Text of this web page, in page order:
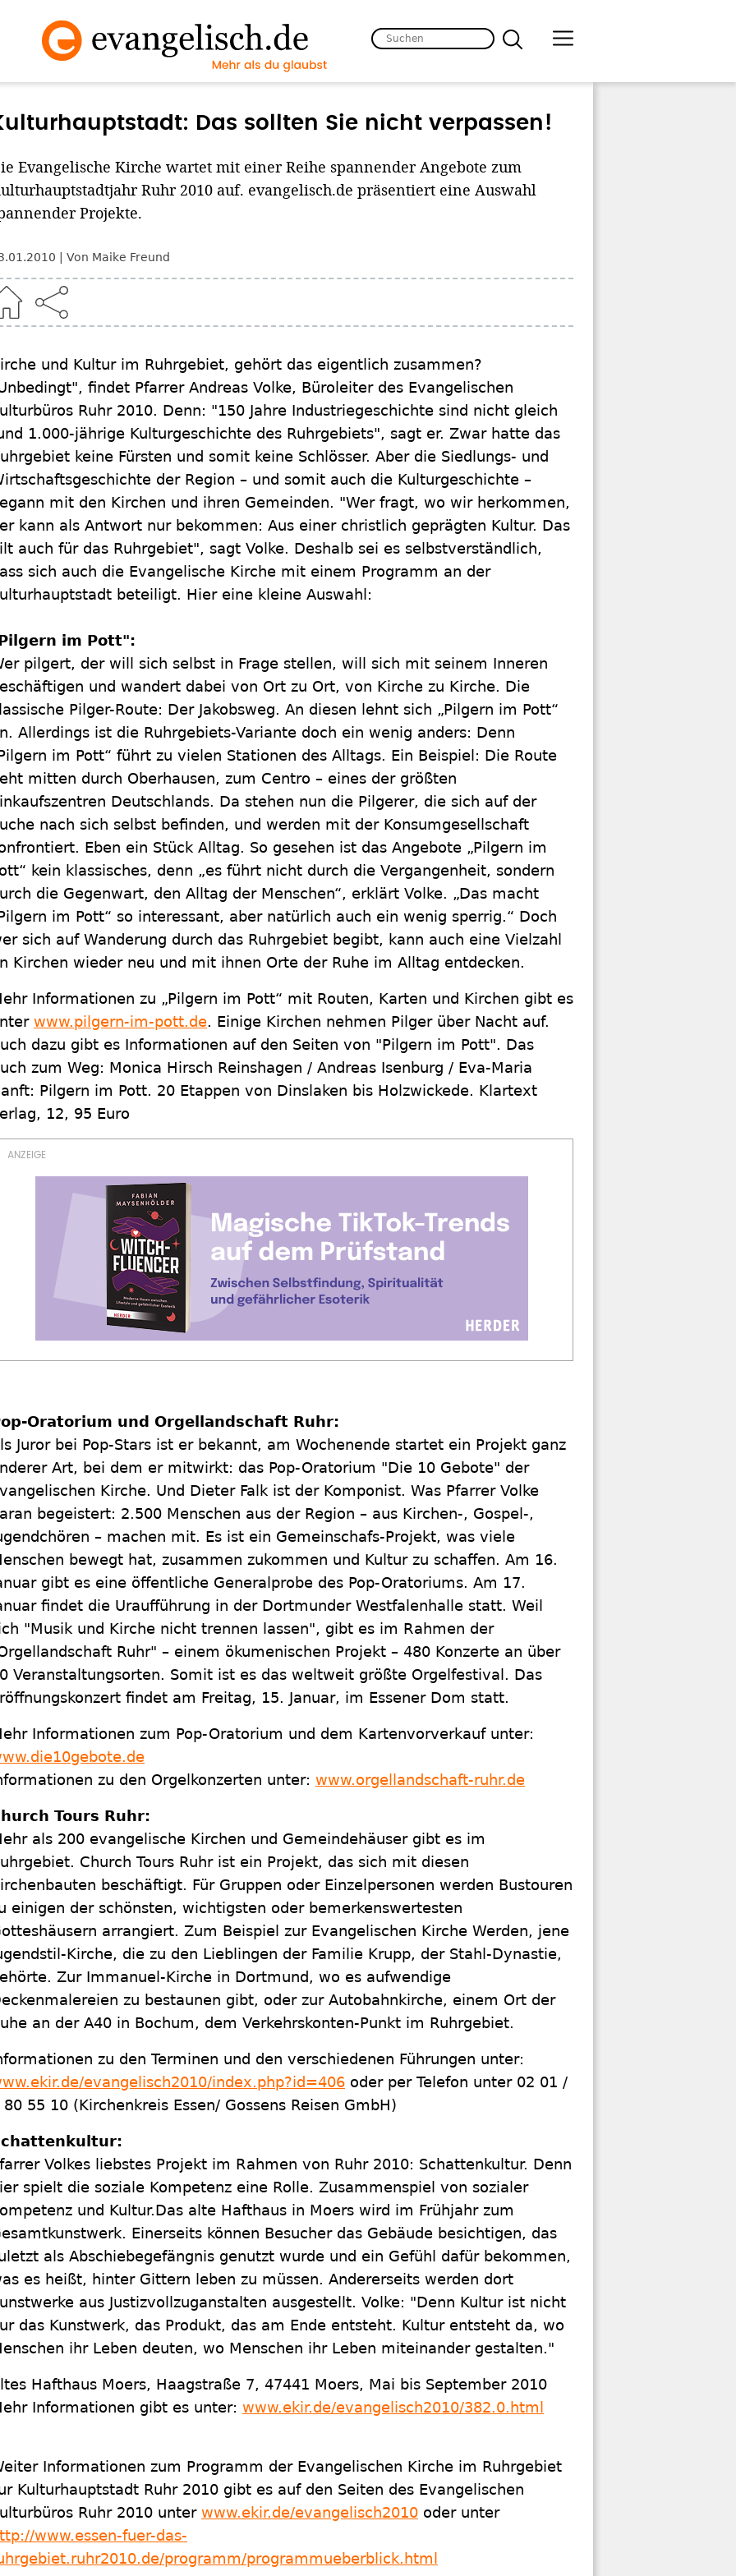
Das sollten Sie nicht verpassen!
Evangelische Kirche wartet mit einer Reihe spannender Angebote zum
Ruhr 2010 auf. evangelisch.de präsentiert eine Auswahl
Projekte.
Von Maike Freund
und Kultur im Ruhrgebiet, gehört das eigentlich zusammen?
findet Pfarrer Andreas Volke, Büroleiter des Evangelischen
Ruhr 2010. Denn: "150 Jahre Industriegeschichte sind nicht gleich
1.000-jährige Kulturgeschichte des Ruhrgebiets", sagt er. Zwar hatte das
keine Fürsten und somit keine Schlösser. Aber die Siedlungs- und
der Region – und somit auch die Kulturgeschichte –
mit den Kirchen und ihren Gemeinden. "Wer fragt, wo wir herkommen,
kann als Antwort nur bekommen: Aus einer christlich geprägten Kultur. Das
auch für das Ruhrgebiet", sagt Volke. Deshalb sei es selbstverständlich,
sich auch die Evangelische Kirche mit einem Programm an der
beteiligt. Hier eine kleine Auswahl:
im Pott":
pilgert, der will sich selbst in Frage stellen, will sich mit seinem Inneren
und wandert dabei von Ort zu Ort, von Kirche zu Kirche. Die
Pilger-Route: Der Jakobsweg. An diesen lehnt sich „Pilgern im Pott“
Allerdings ist die Ruhrgebiets-Variante doch ein wenig anders: Denn
im Pott“ führt zu vielen Stationen des Alltags. Ein Beispiel: Die Route
mitten durch Oberhausen, zum Centro – eines der größten
Deutschlands. Da stehen nun die Pilgerer, die sich auf der
nach sich selbst befinden, und werden mit der Konsumgesellschaft
Eben ein Stück Alltag. So gesehen ist das Angebote „Pilgern im
kein klassisches, denn „es führt nicht durch die Vergangenheit, sondern
die Gegenwart, den Alltag der Menschen“, erklärt Volke. „Das macht
im Pott“ so interessant, aber natürlich auch ein wenig sperrig.“ Doch
sich auf Wanderung durch das Ruhrgebiet begibt, kann auch eine Vielzahl
Kirchen wieder neu und mit ihnen Orte der Ruhe im Alltag entdecken.
Informationen zu „Pilgern im Pott“ mit Routen, Karten und Kirchen gibt es
www.pilgern-im-pott.de. Einige Kirchen nehmen Pilger über Nacht auf.
dazu gibt es Informationen auf den Seiten von "Pilgern im Pott". Das
zum Weg: Monica Hirsch Reinshagen / Andreas Isenburg / Eva-Maria
Pilgern im Pott. 20 Etappen von Dinslaken bis Holzwickede. Klartext
12, 95 Euro
Oratorium und Orgellandschaft Ruhr:
Juror bei Pop-Stars ist er bekannt, am Wochenende startet ein Projekt ganz
Art, bei dem er mitwirkt: das Pop-Oratorium "Die 10 Gebote" der
Kirche. Und Dieter Falk ist der Komponist. Was Pfarrer Volke
begeistert: 2.500 Menschen aus der Region – aus Kirchen-, Gospel-,
– machen mit. Es ist ein Gemeinschafs-Projekt, was viele
bewegt hat, zusammen zukommen und Kultur zu schaffen. Am 16.
gibt es eine öffentliche Generalprobe des Pop-Oratoriums. Am 17.
findet die Uraufführung in der Dortmunder Westfalenhalle statt. Weil
"Musik und Kirche nicht trennen lassen", gibt es im Rahmen der
Ruhr" – einem ökumenischen Projekt – 480 Konzerte an über
Veranstaltungsorten. Somit ist es das weltweit größte Orgelfestival. Das
findet am Freitag, 15. Januar, im Essener Dom statt.
Informationen zum Pop-Oratorium und dem Kartenvorverkauf unter:
zu den Orgelkonzerten unter: www.orgellandschaft-ruhr.de
Tours Ruhr:
als 200 evangelische Kirchen und Gemeindehäuser gibt es im
Church Tours Ruhr ist ein Projekt, das sich mit diesen
beschäftigt. Für Gruppen oder Einzelpersonen werden Bustouren
einigen der schönsten, wichtigsten oder bemerkenswertesten
arrangiert. Zum Beispiel zur Evangelischen Kirche Werden, jene
Kirche, die zu den Lieblingen der Familie Krupp, der Stahl-Dynastie,
Zur Immanuel-Kirche in Dortmund, wo es aufwendige
zu bestaunen gibt, oder zur Autobahnkirche, einem Ort der
an der A40 in Bochum, dem Verkehrskonten-Punkt im Ruhrgebiet.
zu den Terminen und den verschiedenen Führungen unter:
evangelisch2010/index.php?id=406 oder per Telefon unter 02 01 /
80 55 10 (Kirchenkreis Essen/ Gossens Reisen GmbH)
Volkes liebstes Projekt im Rahmen von Ruhr 2010: Schattenkultur. Denn
spielt die soziale Kompetenz eine Rolle. Zusammenspiel von sozialer
und Kultur.Das alte Hafthaus in Moers wird im Frühjahr zum
Einerseits können Besucher das Gebäude besichtigen, das
als Abschiebegefängnis genutzt wurde und ein Gefühl dafür bekommen,
es heißt, hinter Gittern leben zu müssen. Andererseits werden dort
aus Justizvollzuganstalten ausgestellt. Volke: "Denn Kultur ist nicht
das Kunstwerk, das Produkt, das am Ende entsteht. Kultur entsteht da, wo
ihr Leben deuten, wo Menschen ihr Leben miteinander gestalten."
Hafthaus Moers, Haagstraße 7, 47441 Moers, Mai bis September 2010
Informationen gibt es unter: www.ekir.de/evangelisch2010/382.0.html
Informationen zum Programm der Evangelischen Kirche im Ruhrgebiet
Kulturhauptstadt Ruhr 2010 gibt es auf den Seiten des Evangelischen
Ruhr 2010 unter www.ekir.de/evangelisch2010 oder unter
www.essen-fuer-das-
programm/programmueberblick.html